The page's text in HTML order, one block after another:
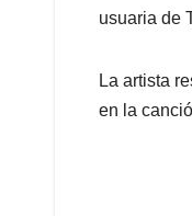
p
k
usuaria de
La artista
en la